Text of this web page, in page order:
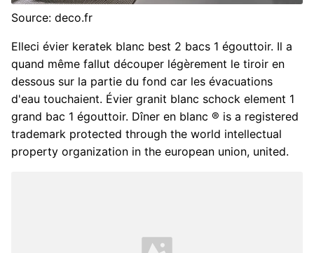
Source: deco.fr
Elleci évier keratek blanc best 2 bacs 1 égouttoir. Il a
quand même fallut découper légèrement le tiroir en
dessous sur la partie du fond car les évacuations
d'eau touchaient. Évier granit blanc schock element 1
grand bac 1 égouttoir. Dîner en blanc ® is a registered
trademark protected through the world intellectual
property organization in the european union, united.